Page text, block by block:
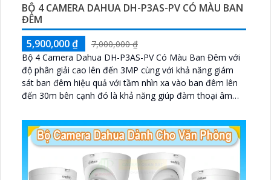
BỘ 4 CAMERA DAHUA DH-P3AS-PV CÓ MÀU BAN
ĐÊM
5,900,000 ₫
7,000,000 ₫
Bộ 4 Camera Dahua DH-P3AS-PV Có Màu Ban Đêm với
độ phân giải cao lên đến 3MP cùng với khả năng giám
sát ban đêm hiệu quả với tầm nhìn xa vào ban đêm lên
đến 30m bên cạnh đó là khả năng giúp đàm thoại âm
hiện xâm nhập